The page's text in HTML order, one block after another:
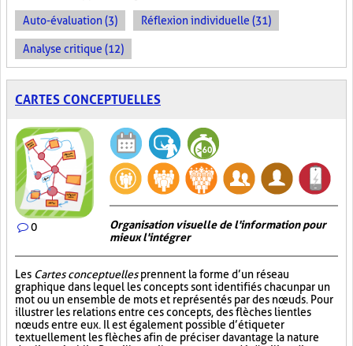
Auto-évaluation (3) Réflexion individuelle (31)
Analyse critique (12)
CARTES CONCEPTUELLES
0
Organisation visuelle de l'information pour
mieux l'intégrer
Les Cartes conceptuellesprennent la forme d’un réseau
graphique dans lequel les concepts sont identifiés chacun par un
mot ou un ensemble de mots et représentés par des nœuds. Pour
illustrer les relations entre ces concepts, des flèches lient les
nœuds entre eux. Il est également possible d’étiqueter
textuellement les flèches afin de préciser davantage la nature